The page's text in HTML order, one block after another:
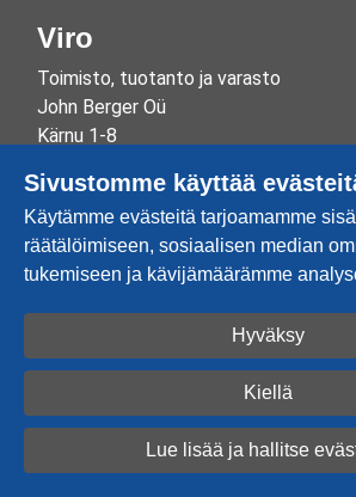
Viro
Toimisto, tuotanto ja varasto
John Berger Oü
Kärnu 1-8
EE74114 Harju
Estonia
+372 6546604
info@johnberger.ee
Reg.nr 10265834
Luo tili
Sivustomme käyttää
Käytämme evästeitä tarjoamamme
räätälöimiseen, sosiaalisen median
tukemiseen ja kävijämäärämme
Hyväksy
Kiellä
Lue lisää ja hallitse